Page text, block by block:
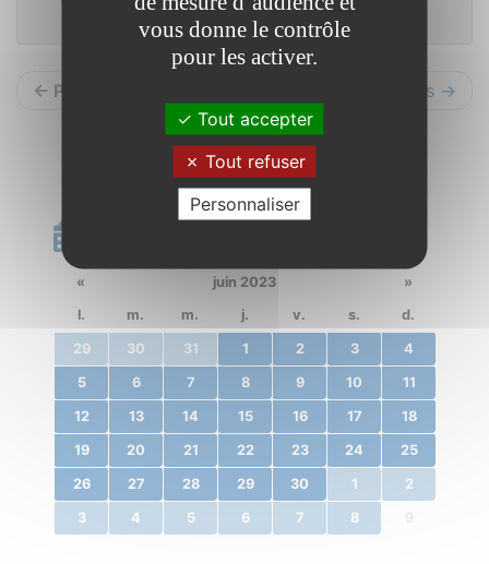
← Précédents Suivants →
« juin 2023
»
l.
m. m. j. v. s. d.
29 30 31 1 2 3 4
5 6 7 8 9 10 11
12 13 14 15 16 17 18
19 20 21 22 23 24 25
26 27 28 29 30 1 2
3 4 5 6 7 8 9
vous donne le contrôle
pour les activer.
Tout accepter
Tout refuser
Personnaliser